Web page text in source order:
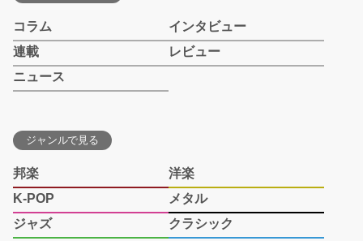
コラム
インタビュー
連載
レビュー
ニュース
ジャンルで見る
邦楽
洋楽
K-POP
メタル
ジャズ
クラシック